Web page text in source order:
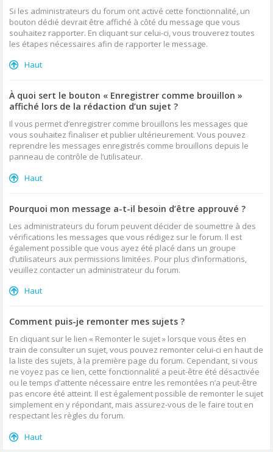
Si les administrateurs du forum ont activé cette fonctionnalité, un
bouton dédié devrait être affiché à côté du message que vous
souhaitez rapporter. En cliquant sur celui-ci, vous trouverez toutes
les étapes nécessaires afin de rapporter le message.
Haut
À quoi sert le bouton « Enregistrer comme brouillon »
affiché lors de la rédaction d’un sujet ?
Il vous permet d’enregistrer comme brouillons les messages que
vous souhaitez finaliser et publier ultérieurement. Vous pouvez
reprendre les messages enregistrés comme brouillons depuis le
panneau de contrôle de l’utilisateur.
Haut
Pourquoi mon message a-t-il besoin d’être approuvé ?
Les administrateurs du forum peuvent décider de soumettre à des
vérifications les messages que vous rédigez sur le forum. Il est
également possible que vous ayez été placé dans un groupe
d’utilisateurs aux permissions limitées. Pour plus d’informations,
veuillez contacter un administrateur du forum.
Haut
Comment puis-je remonter mes sujets ?
En cliquant sur le lien « Remonter le sujet » lorsque vous êtes en
train de consulter un sujet, vous pouvez remonter celui-ci en haut de
la liste des sujets, à la première page du forum. Cependant, si vous
ne voyez pas ce lien, cette fonctionnalité a peut-être été désactivée
ou le temps d’attente nécessaire entre les remontées n’a peut-être
pas encore été atteint. Il est également possible de remonter le sujet
simplement en y répondant, mais assurez-vous de le faire tout en
respectant les règles du forum.
Haut